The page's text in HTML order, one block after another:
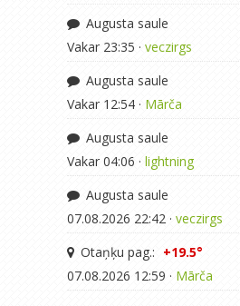
Augusta saule
Vakar 23:35 · veczirgs
Augusta saule
Vakar 12:54 · Mārča
Augusta saule
Vakar 04:06 · lightning
Augusta saule
07.08.2026 22:42 · veczirgs
Otaņķu pag.: +19.5°
07.08.2026 12:59 · Mārča